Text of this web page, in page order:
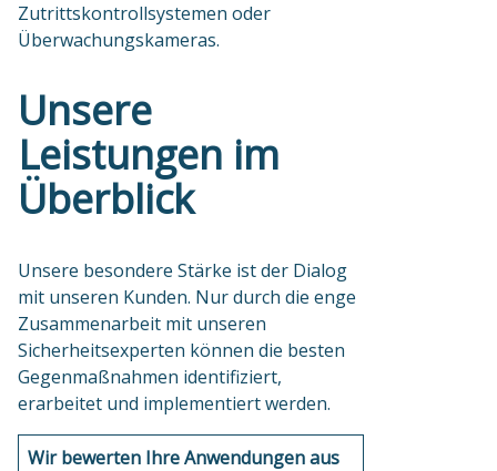
Zutrittskontrollsystemen oder
Überwachungskameras.
Unsere
Leistungen im
Überblick
Unsere besondere Stärke ist der Dialog
mit unseren Kunden. Nur durch die enge
Zusammenarbeit mit unseren
Sicherheitsexperten können die besten
Gegenmaßnahmen identifiziert,
erarbeitet und implementiert werden.
Wir bewerten Ihre Anwendungen aus